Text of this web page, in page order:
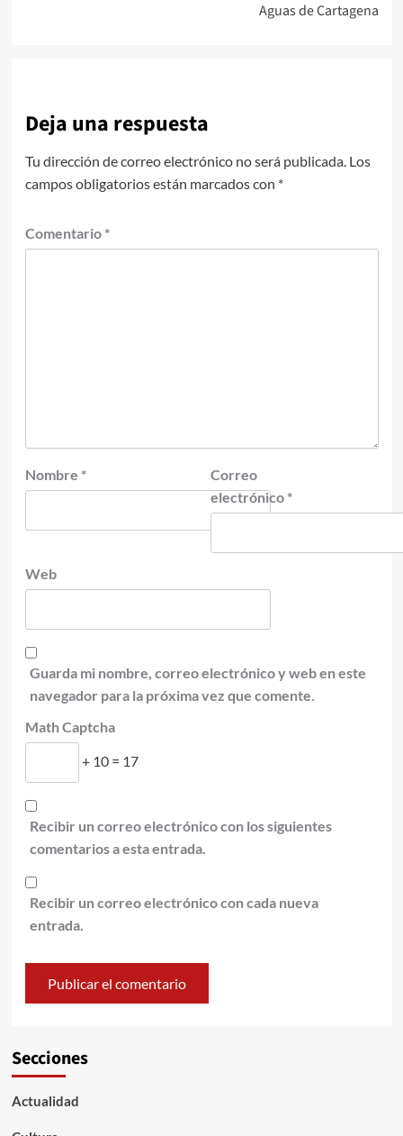
Aguas de Cartagena
Deja una respuesta
Tu dirección de correo electrónico no será publicada. Los
campos obligatorios están marcados con *
Comentario *
Nombre *
Correo
electrónico *
Web
Guarda mi nombre, correo electrónico y web en este
navegador para la próxima vez que comente.
Math Captcha
+ 10 = 17
Recibir un correo electrónico con los siguientes
comentarios a esta entrada.
Recibir un correo electrónico con cada nueva
entrada.
Secciones
Actualidad